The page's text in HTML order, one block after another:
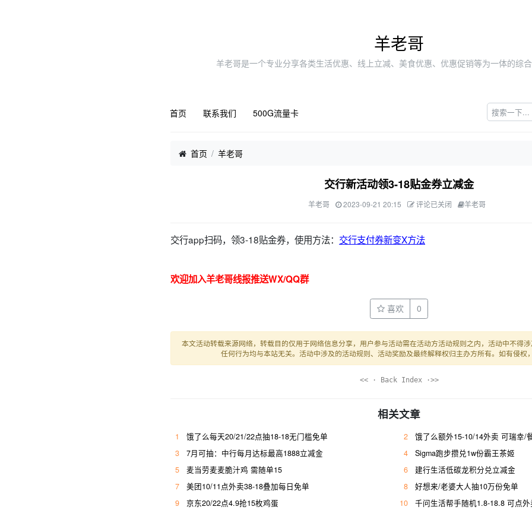
羊老哥
羊老哥是一个专业分享各类生活优惠、线上立减、美食优惠、优惠促销等为一体的综合
首页 联系我们 500G流量卡
首页 羊老哥
交行新活动领3-18贴金券立减金
羊老哥 2023-09-21 20:15 评论已关闭 羊老哥
交行app扫码，领3-18贴金券，使用方法： 交行支付券新变X方法
欢迎加入羊老哥线报推送WX/QQ群
喜欢 0
本文活动转载来源网络，转载目的仅用于网络信息分享，用户参与活动需在活动方活动规则之内，活动中不得涉
任何行为均与本站无关。活动中涉及的活动规则、活动奖励及最终解释权归主办方所有。如有侵权
<< · Back Index ·>>
相关文章
1 饿了么每天20/21/22点抽18-18无门槛免单 2
饿了么额外15-10/14外卖 可瑞幸/
3
7月可抽：中行每月达标最高1888立减金 4
Sigma跑步攒兑1w份霸王茶姬
5
麦当劳麦麦脆汁鸡 需随单15 6
建行生活低碳龙积分兑立减金
7
美团10/11点外卖38-18叠加每日免单 8
好想来/老婆大人抽10万份免单
9
京东20/22点4.9抢15枚鸡蛋 10 千问生活帮手随机1.8-18.8 可点外